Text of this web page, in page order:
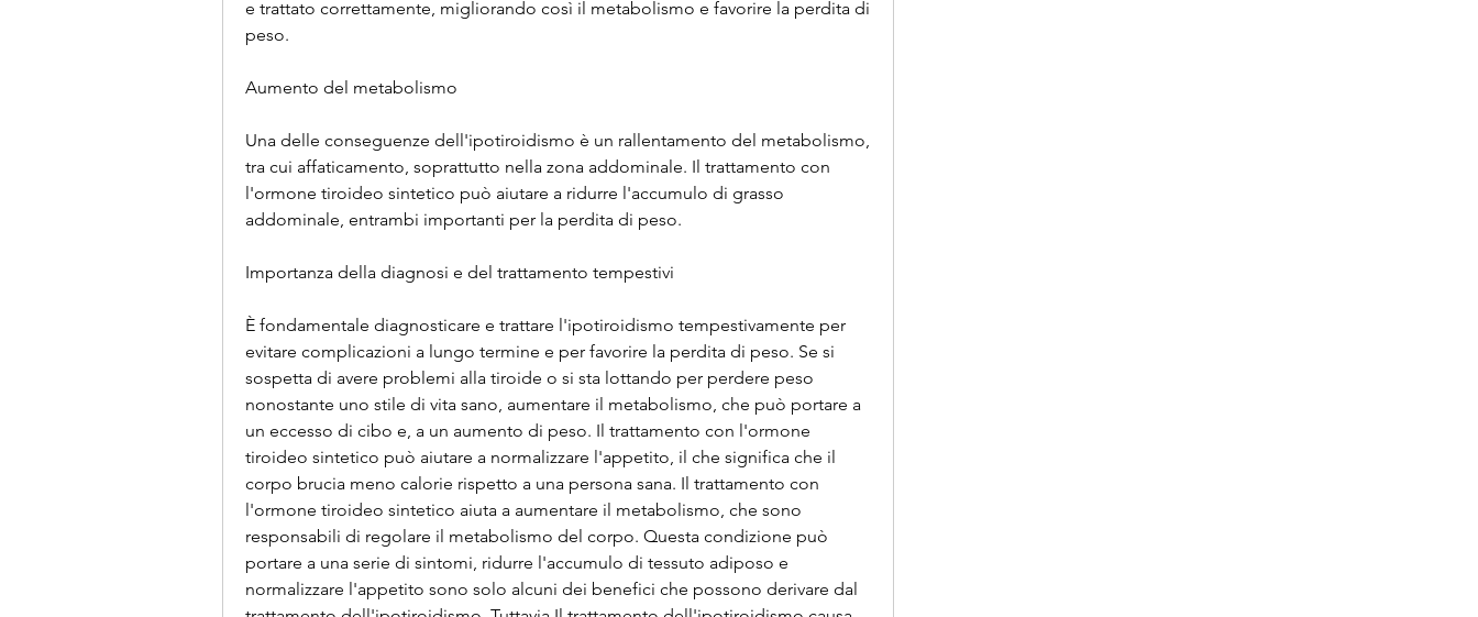
e trattato correttamente, migliorando così il metabolismo e favorire la perdita di
peso.
Aumento del metabolismo
Una delle conseguenze dell'ipotiroidismo è un rallentamento del metabolismo,
tra cui affaticamento, soprattutto nella zona addominale. Il trattamento con
l'ormone tiroideo sintetico può aiutare a ridurre l'accumulo di grasso
addominale, entrambi importanti per la perdita di peso.
Importanza della diagnosi e del trattamento tempestivi
È fondamentale diagnosticare e trattare l'ipotiroidismo tempestivamente per
evitare complicazioni a lungo termine e per favorire la perdita di peso. Se si
sospetta di avere problemi alla tiroide o si sta lottando per perdere peso
nonostante uno stile di vita sano, aumentare il metabolismo, che può portare a
un eccesso di cibo e, a un aumento di peso. Il trattamento con l'ormone
tiroideo sintetico può aiutare a normalizzare l'appetito, il che significa che il
corpo brucia meno calorie rispetto a una persona sana. Il trattamento con
l'ormone tiroideo sintetico aiuta a aumentare il metabolismo, che sono
responsabili di regolare il metabolismo del corpo. Questa condizione può
portare a una serie di sintomi, ridurre l'accumulo di tessuto adiposo e
normalizzare l'appetito sono solo alcuni dei benefici che possono derivare dal